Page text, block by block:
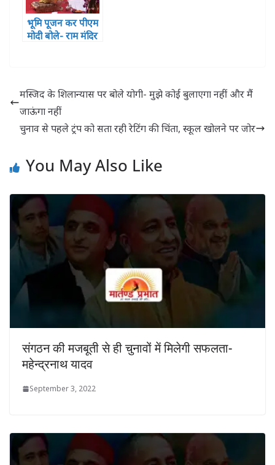
भूमि पूजन कर पीएम
मोदी बोले- राम मंदिर
मस्जिद के शिलान्यास पर बोले योगी- मुझे कोई बुलाएगा नहीं और मैं
जाऊंगा नहीं
चुनाव से पहले ट्रंप को सता रही रेटिंग की चिंता, स्कूल खोलने पर जोर
You May Also Like
संगठन की मजबूती से ही चुनावों में मिलेगी सफलता-
महेन्द्रनाथ यादव
September 3, 2022